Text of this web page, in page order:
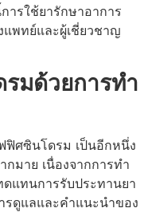
ารใช้ยารักษาอาการ
พทย์และผู้เชี่ยวชาญ
มด้วยการทำ
ฟิศซินโดรม เป็นอีกหนึ่ง
มาย เนื่องจากการทำ
ดแทนการรับประทานยา
รดูแลและคำแนะนำของ